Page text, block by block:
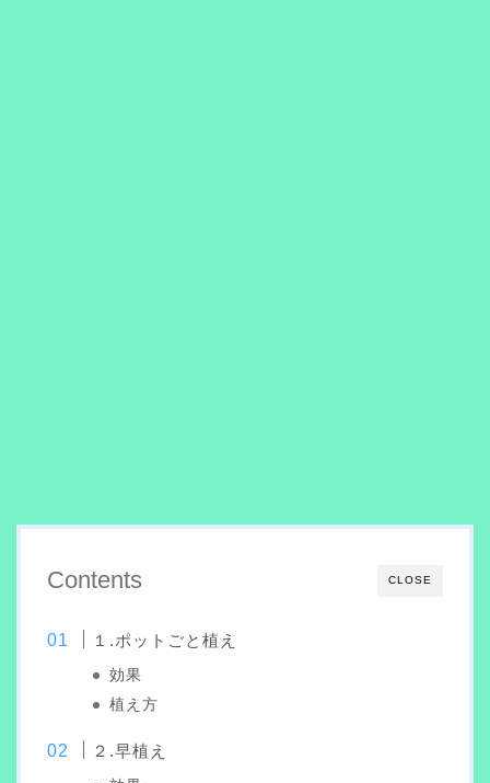
CLOSE
Contents
１.ポットごと植え
効果
植え方
２.早植え